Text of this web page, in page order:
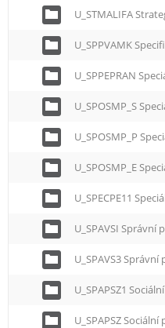
U_SPPEPRAN
U_SPECPE11
U_SPAVSI Správní
U_SPAVS3
U_SPAPSZ1